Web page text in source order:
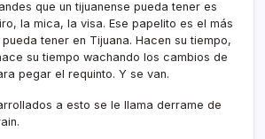
que un tijuanense pueda tener es
la mica, la visa. Ese papelito es el más
tener en Tijuana. Hacen su tiempo,
su tiempo wachando los cambios de
pegar el requinto. Y se van.
a esto se le llama derrame de